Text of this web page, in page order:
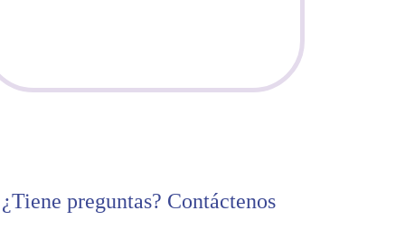
¿Tiene preguntas? Contáctenos